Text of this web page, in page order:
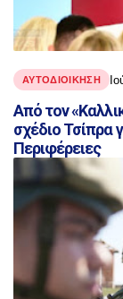
ΑΥΤΟΔΙΟΙΚΗΣΗ
Από τον
σχέδιο Τσίπρα
Περιφέρειες